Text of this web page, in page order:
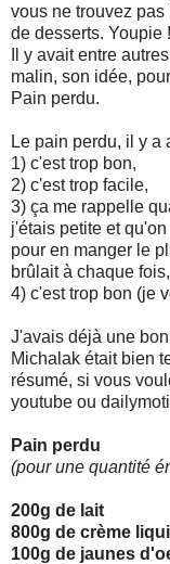
vous ne trouvez
de desserts. Youpie !
Il y avait entre
malin, son idée,
Pain perdu.
Le pain perdu, il y a
1) c'est trop bon,
2) c'est trop facile,
3) ça me rappelle
j'étais petite et
pour en manger le
brûlait à chaque
4) c'est trop bon (je
J'avais déjà une
Michalak était bien
résumé, si vous
youtube ou
Pain perdu
(pour une quantité
200g de lait
800g de crème
100g de jaunes